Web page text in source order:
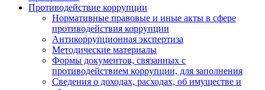
Противодействие коррупции
Нормативные правовые и иные акты в сфере
противодействия коррупции
Антикоррупционная экспертиза
Методические материалы
Формы документов, связанных с
противодействием коррупции, для заполнения
Сведения о доходах, расходах, об имуществе и